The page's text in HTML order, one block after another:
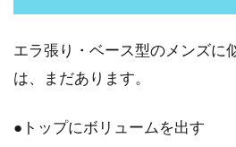
エラ張り・ベース型のメンズに
は、まだあります。
●トップにボリュームを出す